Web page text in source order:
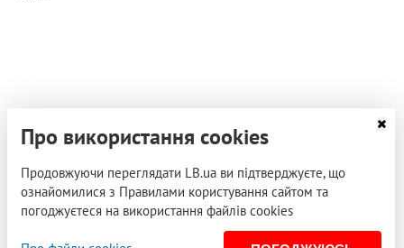
Про використання cookies
Продовжуючи переглядати LB.ua ви підтверджуєте, що
ознайомилися з Правилами користування сайтом та
погоджуєтеся на використання файлів cookies